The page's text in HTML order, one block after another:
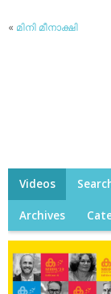
« മിനി മീനാക്ഷി
Videos
Archives